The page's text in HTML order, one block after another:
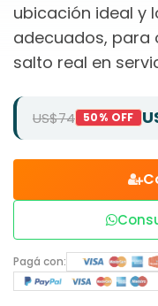
ubicación ideal y
adecuados, para
salto real en
US$74 50% OFF
Pagá con: